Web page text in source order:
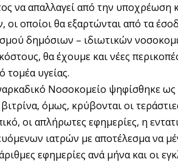
να απαλλαγεί από την υποχρέωση
οι οποίοι θα εξαρτώνται από τα
δημόσιων – ιδιωτικών
θα έχουμε και νέες
τομέα υγείας.
Νοσοκομείο ψηφίσθηκε ως
όμως, κρύβονται οι
οι απλήρωτες εφημερίες, η
ιατρών με αποτέλεσμα να
εφημερίες ανά μήνα και οι